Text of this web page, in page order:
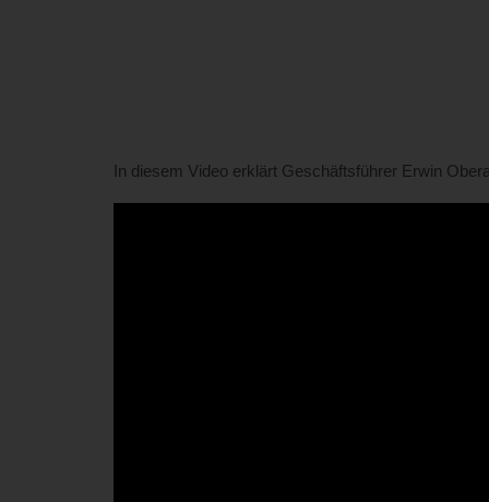
In diesem Video erklärt Geschäftsführer Erwin